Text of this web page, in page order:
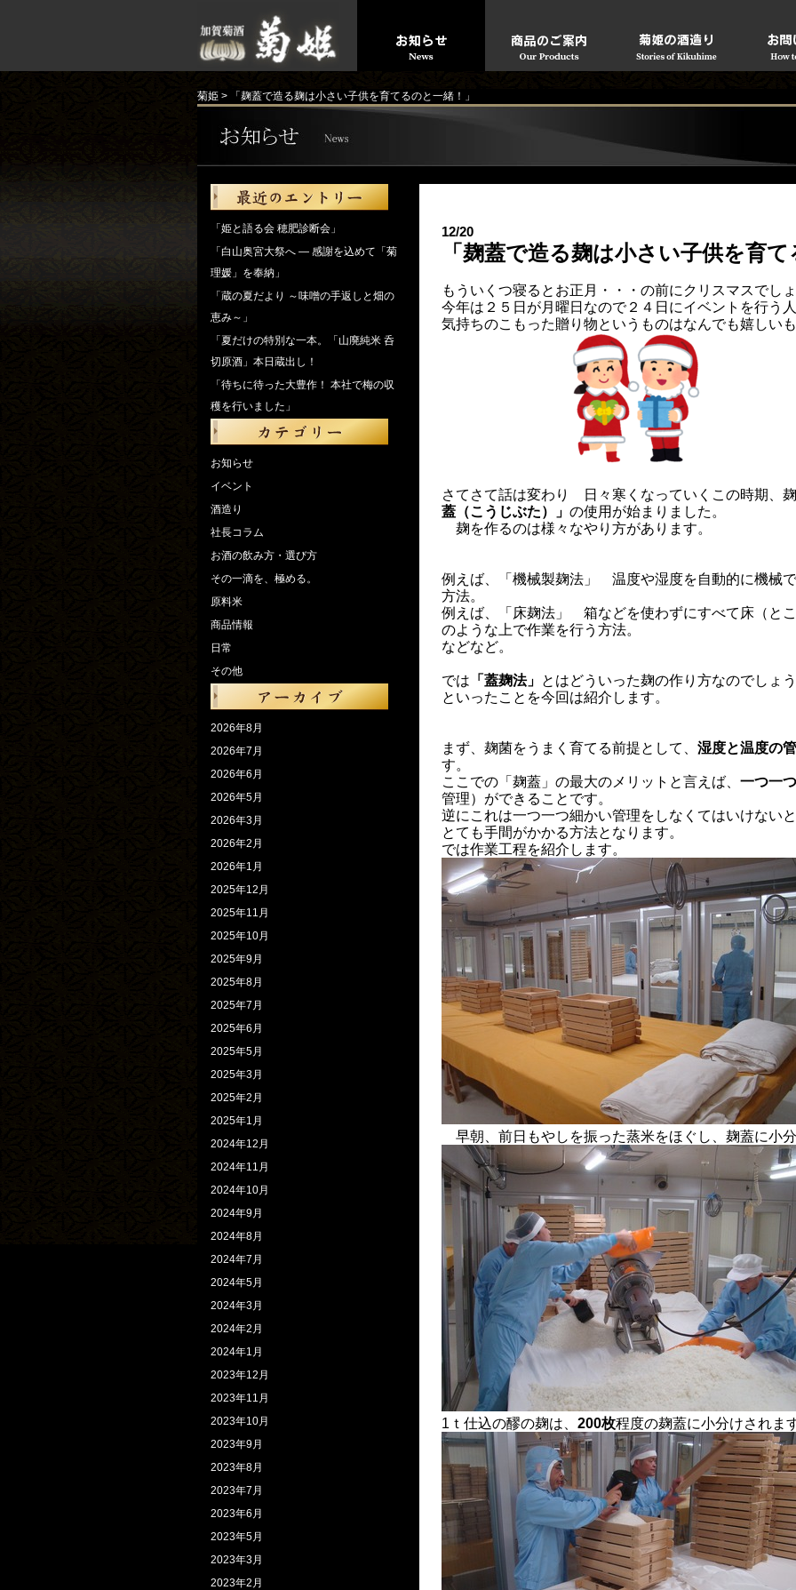
菊姫 > 「麹蓋で造る麹は小さい子供を育てるのと一緒！」
12/20
「麹蓋で造る麹は小さい子供を育
もういくつ寝るとお正月・・・の前にクリスマスでし
今年は２５日が月曜日なので２４日にイベントを行う
気持ちのこもった贈り物というものはなんでも嬉しい
さてさて話は変わり 日々寒くなっていくこの時期、
蓋（こうじぶた）」 の使用が始まりました。
麹を作るのは様々なやり方があります。
例えば、「機械製麹法」 温度や湿度を自動的に機械
方法。
例えば、「床麹法」 箱などを使わずにすべて床（と
のような上で作業を行う方法。
などなど。
では 「蓋麹法」 とはどういった麹の作り方なのでしょ
といったことを今回は紹介します。
まず、麹菌をうまく育てる前提として、 湿度と温度の
す。
ここでの「麹蓋」の最大のメリットと言えば、 一つ一
管理）ができることです。
逆にこれは一つ一つ細かい管理をしなくてはいけな
とても手間がかかる方法となります。
では作業工程を紹介します。
早朝、前日もやしを振った蒸米をほぐし、麹蓋に小
1ｔ仕込の醪の麹は、 200枚程度の麹蓋に小分けされま
「姫と語る会 穂肥診断会」
「白山奥宮大祭へ ― 感謝を込めて「菊
理媛」を奉納」
「蔵の夏だより ～味噌の手返しと畑の
恵み～」
「夏だけの特別な一本。「山廃純米 呑
切原酒」本日蔵出し！
「待ちに待った大豊作！ 本社で梅の収
穫を行いました」
お知らせ
イベント
酒造り
社長コラム
お酒の飲み方・選び方
その一滴を、極める。
原料米
商品情報
日常
その他
2026年8月
2026年7月
2026年6月
2026年5月
2026年3月
2026年2月
2026年1月
2025年12月
2025年11月
2025年10月
2025年9月
2025年8月
2025年7月
2025年6月
2025年5月
2025年3月
2025年2月
2025年1月
2024年12月
2024年11月
2024年10月
2024年9月
2024年8月
2024年7月
2024年5月
2024年3月
2024年2月
2024年1月
2023年12月
2023年11月
2023年10月
2023年9月
2023年8月
2023年7月
2023年6月
2023年5月
2023年3月
2023年2月